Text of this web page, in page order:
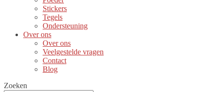
Stickers
Tegels
Ondersteuning
Over ons
Over ons
Veelgestelde vragen
Contact
Blog
Zoeken